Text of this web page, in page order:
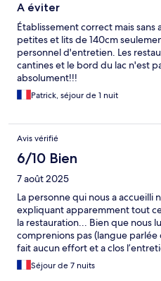
A éviter
Établissement correct mais sans
petites et lits de 140cm
personnel d'entretien. Les
cantines et le bord du lac n'est
absolument!!!
Patrick, séjour de 1 nuit
Avis vérifié
6/10 Bien
7 août 2025
La personne qui nous a accueilli
expliquant apparemment tout
la restauration... Bien que nous
comprenions pas (langue
fait aucun effort et a clos
que les régles propres à cet
clients à prendre leurs repas au
Séjour de 7 nuits